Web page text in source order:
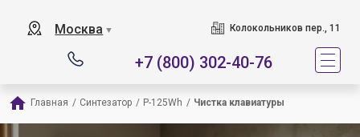
Москва ▼ Колокольников пер., 11
+7 (800) 302-40-76
Главная / Синтезатор / P-125Wh / Чистка клавиатуры